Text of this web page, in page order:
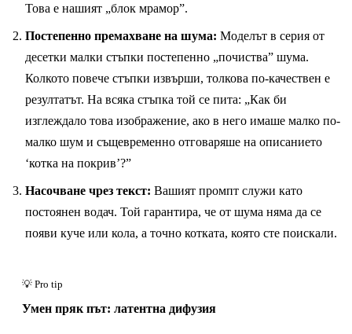
Това е нашият „блок мрамор”.
Постепенно премахване на шума: Моделът в серия от
десетки малки стъпки постепенно „почиства” шума.
Колкото повече стъпки извърши, толкова по-качествен е
резултатът. На всяка стъпка той се пита: „Как би
изглеждало това изображение, ако в него имаше малко по-
малко шум и същевременно отговаряше на описанието
‘котка на покрив’?”
Насочване чрез текст: Вашият промпт служи като
постоянен водач. Той гарантира, че от шума няма да се
появи куче или кола, а точно котката, която сте поискали.
Умен пряк път: латентна дифузия